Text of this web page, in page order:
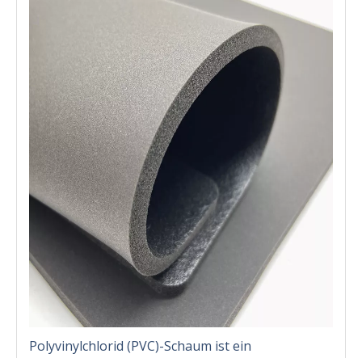
Polyvinylchlorid (PVC)-Schaum ist ein